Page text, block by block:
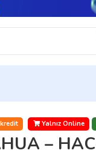
Yalnız Online
–